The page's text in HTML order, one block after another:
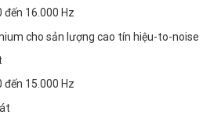
16.000 Hz
cho sản lượng cao tín hiệu-to-noise
15.000 Hz